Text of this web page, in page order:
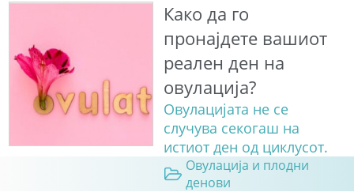
Како да го
пронајдете вашиот
реален ден на
овулација?
Овулацијата не се
случува секогаш на
истиот ден од циклусот.
Овулација и плодни
денови